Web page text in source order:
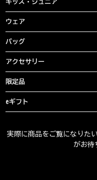
キッズ・ジュニア
ウェア
バッグ
アクセサリー
限定品
eギフト
実際に商品をご覧になりた
がお待